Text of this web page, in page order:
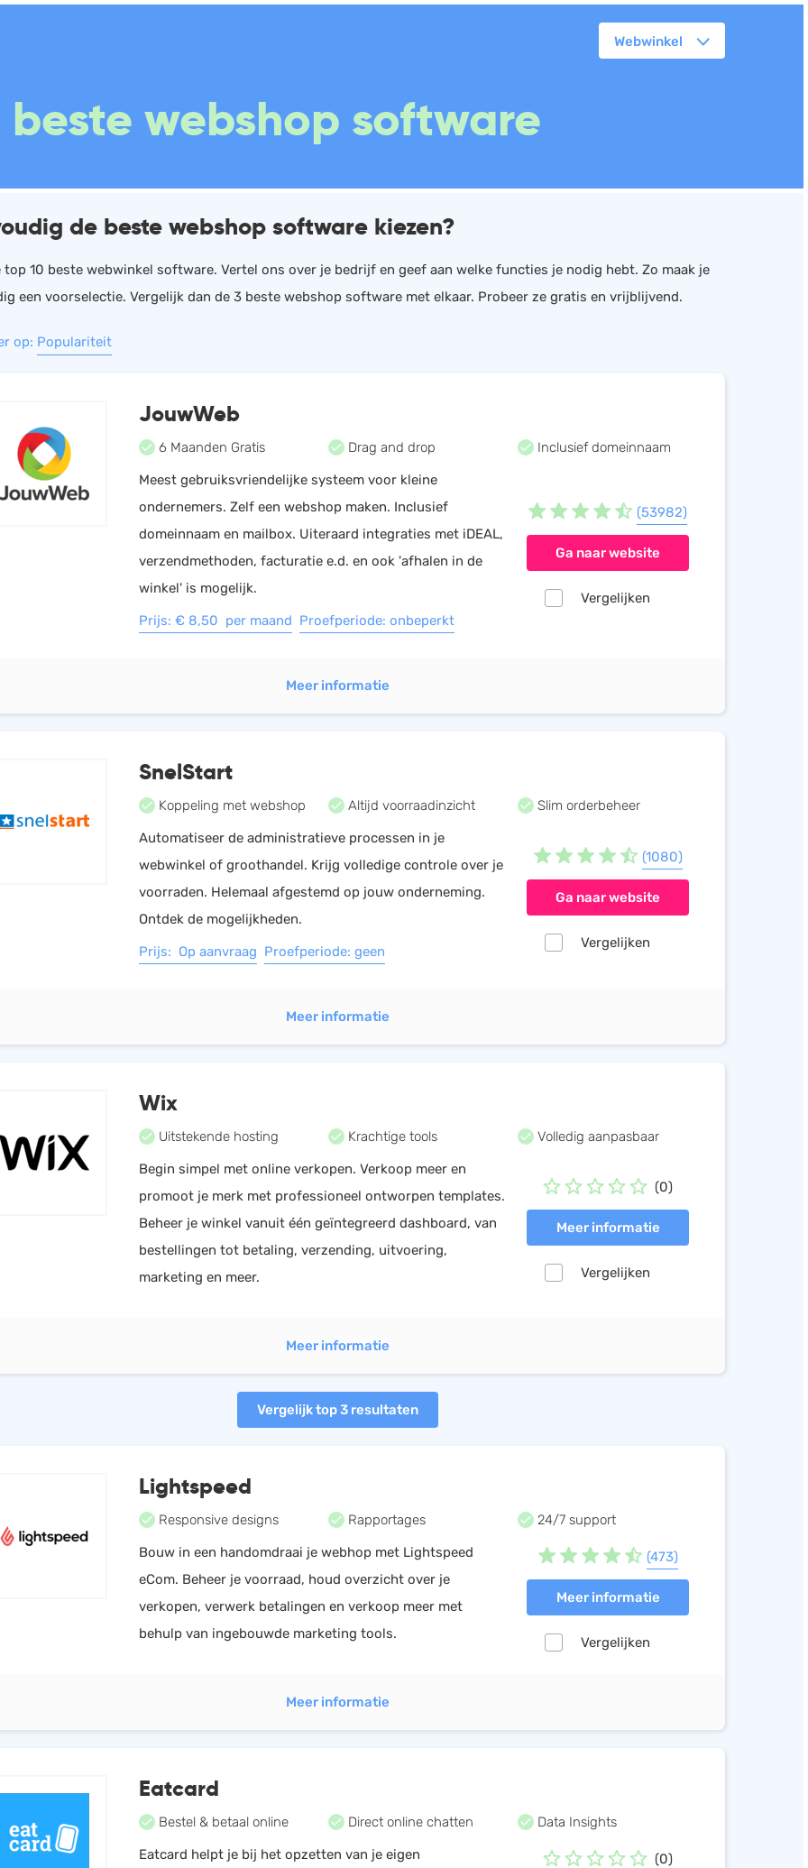
Facturatie
Incasso
CRM
Documentmanagement
Planning
Kassa
Rapportage
HRM
Salarisadministratie
Website
Webwinkel
beste webshop software
de beste webshop software kiezen?
top 10 beste webwinkel software. Vertel ons over je bedrijf en geef aan welke functies je nodig hebt. Zo maak je
een voorselectie. Vergelijk dan de 3 beste webshop software met elkaar. Probeer ze gratis en vrijblijvend.
op: Populariteit
JouwWeb
6 Maanden Gratis Drag and drop
Inclusief domeinnaam
Meest gebruiksvriendelijke systeem voor kleine
ondernemers. Zelf een webshop maken. Inclusief
domeinnaam en mailbox. Uiteraard integraties met iDEAL,
verzendmethoden, facturatie e.d. en ook 'afhalen in de
winkel' is mogelijk.
Prijs: € 8,50 per maand Proefperiode: onbeperkt
(53982)
Ga naar website
Vergelijken
Meer informatie
SnelStart
Koppeling met webshop Altijd voorraadinzicht
Slim orderbeheer
Automatiseer de administratieve processen in je
webwinkel of groothandel. Krijg volledige controle over je
voorraden. Helemaal afgestemd op jouw onderneming.
Ontdek de mogelijkheden.
Prijs: Op aanvraag Proefperiode: geen
(1080)
Ga naar website
Vergelijken
Meer informatie
Wix
Uitstekende hosting Krachtige tools
Volledig aanpasbaar
Begin simpel met online verkopen. Verkoop meer en
promoot je merk met professioneel ontworpen templates.
Beheer je winkel vanuit één geïntegreerd dashboard, van
bestellingen tot betaling, verzending, uitvoering,
marketing en meer.
(0)
Meer informatie
Vergelijken
Meer informatie
Vergelijk top 3 resultaten
Lightspeed
Responsive designs Rapportages
24/7 support
Bouw in een handomdraai je webhop met Lightspeed
eCom. Beheer je voorraad, houd overzicht over je
verkopen, verwerk betalingen en verkoop meer met
behulp van ingebouwde marketing tools.
(473)
Meer informatie
Vergelijken
Meer informatie
Eatcard
Bestel & betaal online Direct online chatten
Data Insights
Eatcard helpt je bij het opzetten van je eigen
(0)